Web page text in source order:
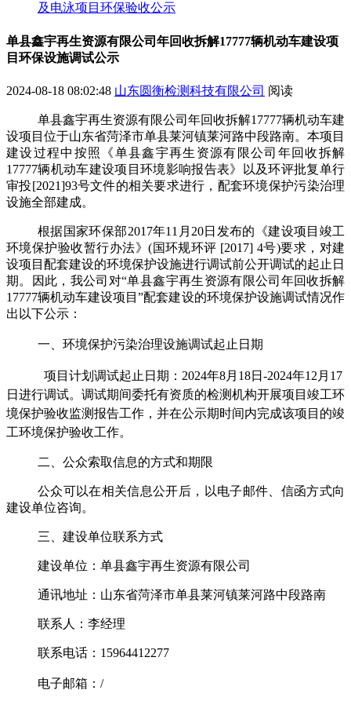
及电泳项目环保验收公示
单县鑫宇再生资源有限公司年回收拆解17777辆机动车建设项
目环保设施调试公示
2024-08-18 08:02:48 山东圆衡检测科技有限公司 阅读
单县鑫宇再生资源有限公司年回收拆解17777辆机动车建
设项目 位于山东省菏泽市单县莱河镇莱河路中段路南。本项目
建设过程中按照
《单县鑫宇再生资源有限公司年回收拆解
17777辆机动车建设项目环境影响报告表》 以及环评批复单行
审投[2021]93号文件的相关要求进行，配套环境保护污染治理
设施全部建成。
根据国家环保部2017年11 月 20日发布的《建设项目竣工
环境保护验收暂行办法》(国环规环评 [2017] 4号)要求 ，对建
设项目配套建设的环境保护设施进行调试前公开调试的起止日
期。因此，我公司对“单县鑫宇再生资源有限公司年回收拆解
17777辆机动车建设项目”配套建设的环境保护设施调试情况作
出以下公示：
一、 环境保护污染治理设施调试起止日期
项目计划调试起止日期： 2024年8月 18日 -2024年12 月 17
日 进行调试。调试期间委托有资质的检测机构开展项目 竣工环
境保护验收监测报告工作，并在公示期时间内完成该项目的竣
工环境保护验收工作。
二、公众索取信息的方式和期限
公众可以在相关信息公开后，以电子邮件、信函方式向
建设单位咨询。
三、建设单位联系方式
建设单位： 单县鑫宇再生资源有限公司
通讯地址： 山东省菏泽市单县莱河镇莱河路中段路南
联系人： 李经理
联系电话 ： 15964412277
电子邮箱： /